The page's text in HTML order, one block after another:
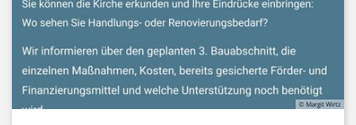
© Margit Wirtz